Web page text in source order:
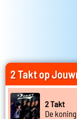
2 Takt op
2 Takt
De